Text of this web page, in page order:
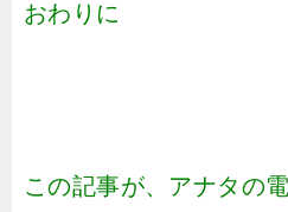
おわりに
この記事が、アナタの